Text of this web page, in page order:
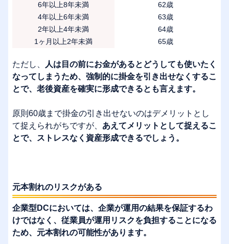
6年以上8年未満
62歳
4年以上6年未満
63歳
2年以上4年未満
64歳
1ヶ月以上2年未満
65歳
ただし、
人は目の前にお金があるとどうしても使いたく
なってしまうため、強制的に掛金を引き出せなくするこ
とで、老後資産を確実に形成できるとも言えます。
原則60歳まで掛金の引き出せないのはデメリットとし
て捉えられがちですが、 あえてメリットとして捉えるこ
とで、ストレスなく資産形成できるでしょう。
元本割れのリスクがある
企業型DCにおいては、企業が運用の結果を保証するわ
けではなく、従業員が運用リスクを負担することになる
ため、元本割れの可能性があります。